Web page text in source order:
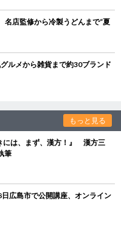
店監修から冷製うどんまで“夏
ルメから雑貨まで約30ブランド
もっと見る
には、まず、漢方！』 漢方三
筆
広島市で公開講座、オンライン